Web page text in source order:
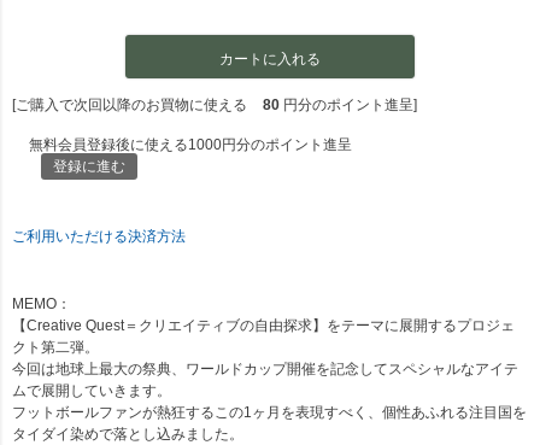
カートに入れる
[ご購入で次回以降のお買物に使える 80 円分のポイント進呈]
無料会員登録後に使える1000円分のポイント進呈
登録に進む
ご利用いただける決済方法
MEMO：
【Creative Quest＝クリエイティブの自由探求】をテーマに展開するプロジェ
クト第二弾。
今回は地球上最大の祭典、ワールドカップ開催を記念してスペシャルなアイテ
ムで展開していきます。
フットボールファンが熱狂するこの1ヶ月を表現すべく、個性あふれる注目国を
タイダイ染めで落とし込みました。